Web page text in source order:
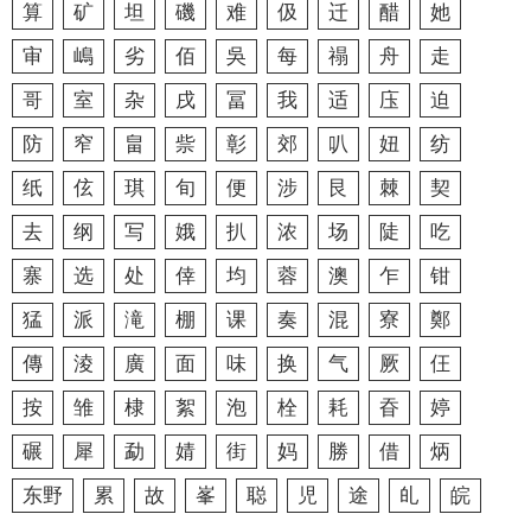
算
矿 坦 磯 难 伋 迁 醋
她
审
嶋 劣 佰 吳 每 禢 舟
走
哥
室 杂 戌 冨 我 适 庒
迫
防
窄 畠 祡 彰 郊 叭 妞
纺
纸
伭 琪 旬 便 涉 艮 棘
契
去
纲 写 娥 扒 浓 场 陡
吃
寨
选 处 倖 均 蓉 澳 乍
钳
猛
派 滝 棚 课 奏 混 寮
鄭
傳
淩 廣 面 味 换 气 厥
仼
按
雏 棣 絮 泡 栓 耗 昋
婷
碾
犀 勐 婧 街 妈 勝 借
炳
东野
累 故 峯 聪 児 途 癿 皖